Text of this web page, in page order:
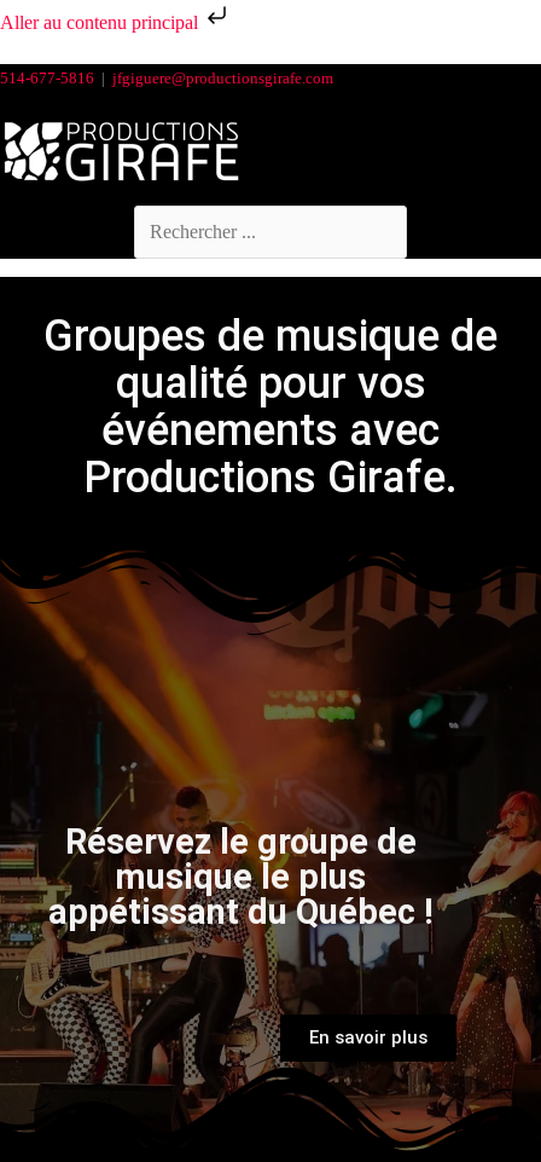
Aller au contenu principal
514-677-5816 | jfgiguere@productionsgirafe.com
Groupes de musique de
qualité pour vos
événements avec
Productions Girafe.
Réservez le groupe de
musique le plus
appétissant du Québec !
En savoir plus